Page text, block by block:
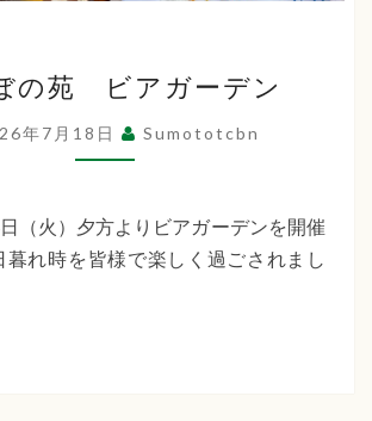
け
ぼ
の
ビ
ア
の苑 ビアガーデン
年7月18日 Sumototcbn
（火）夕方よりビアガーデンを開催
暮れ時を皆様で楽しく過ごされまし